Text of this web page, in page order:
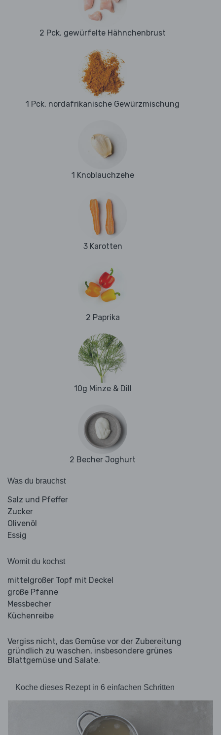
2 Pck. gewürfelte Hähnchenbrust
1 Pck. nordafrikanische Gewürzmischung
1 Knoblauchzehe
3 Karotten
2 Paprika
10g Minze & Dill
2 Becher Joghurt
Was du brauchst
Salz und Pfeffer
Zucker
Olivenöl
Essig
Womit du kochst
mittelgroßer Topf mit Deckel
große Pfanne
Messbecher
Küchenreibe
Vergiss nicht, das Gemüse vor der Zubereitung
gründlich zu waschen, insbesondere grünes
Blattgemüse und Salate.
Koche dieses Rezept in 6 einfachen Schritten